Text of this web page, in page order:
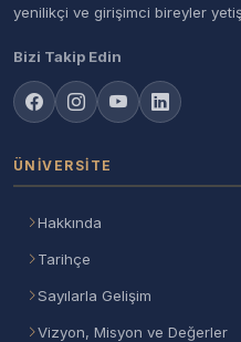
yenilikçi ve girişimci bireyler
Bizi Takip Edin
ÜNIVERSITE
Hakkında
Tarihçe
Sayılarla Gelişim
Vizyon, Misyon ve Değerler